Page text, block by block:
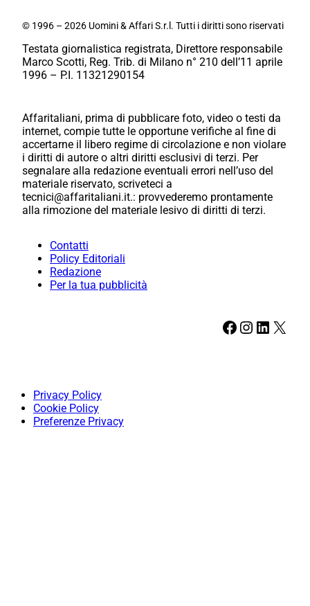
© 1996 – 2026 Uomini & Affari S.r.l. Tutti i diritti sono riservati
Testata giornalistica registrata, Direttore responsabile
Marco Scotti, Reg. Trib. di Milano n° 210 dell’11 aprile
1996 – P.I. 11321290154
Affaritaliani, prima di pubblicare foto, video o testi da
internet, compie tutte le opportune verifiche al fine di
accertarne il libero regime di circolazione e non violare
i diritti di autore o altri diritti esclusivi di terzi. Per
segnalare alla redazione eventuali errori nell’uso del
materiale riservato, scriveteci a
tecnici@affaritaliani.it.: provvederemo prontamente
alla rimozione del materiale lesivo di diritti di terzi.
Contatti
Policy Editoriali
Redazione
Per la tua pubblicità
Facebook Instagram LinkedIn X
Privacy Policy
Cookie Policy
Preferenze Privacy